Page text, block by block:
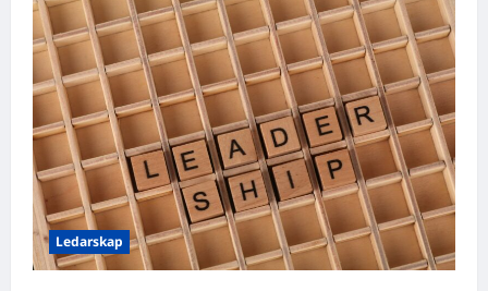
Ledarskap